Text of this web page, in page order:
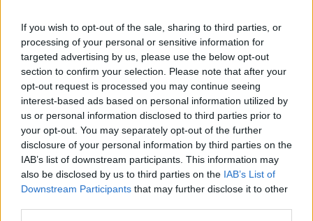
If you wish to opt-out of the sale, sharing to third parties, or
processing of your personal or sensitive information for
targeted advertising by us, please use the below opt-out
section to confirm your selection. Please note that after your
opt-out request is processed you may continue seeing
interest-based ads based on personal information utilized by
us or personal information disclosed to third parties prior to
your opt-out. You may separately opt-out of the further
disclosure of your personal information by third parties on the
IAB’s list of downstream participants. This information may
also be disclosed by us to third parties on the IAB’s List of
Downstream Participants that may further disclose it to other